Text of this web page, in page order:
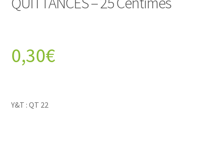
0,30€
Y&T : QT 22